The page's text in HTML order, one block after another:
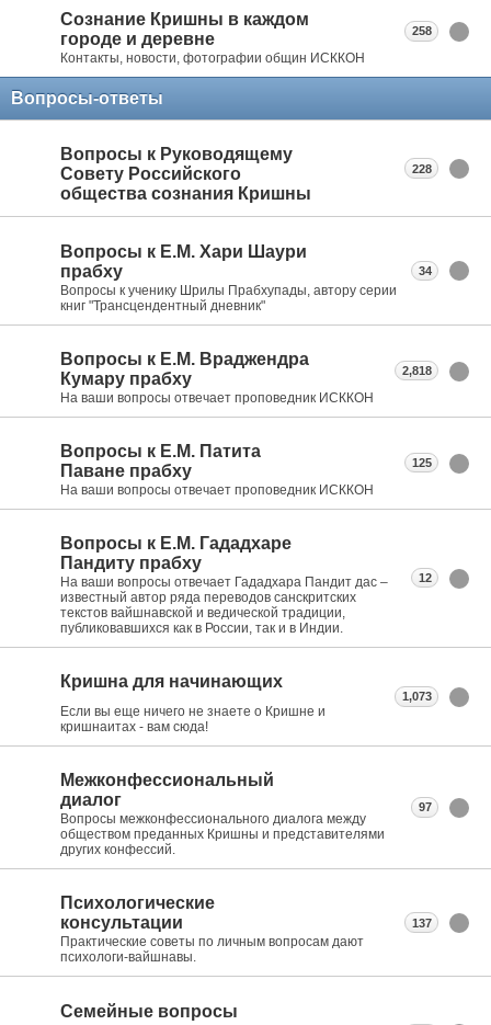
Сознание Кришны в каждом
городе и деревне
Контакты, новости, фотографии общин ИСККОН
258
Вопросы-ответы
Вопросы к Руководящему
Совету Российского
общества сознания Кришны
228
Вопросы к Е.М. Хари Шаури
прабху
Вопросы к ученику Шрилы Прабхупады, автору серии
книг "Трансцендентный дневник"
34
Вопросы к Е.М. Враджендра
Кумару прабху
На ваши вопросы отвечает проповедник ИСККОН
2,818
Вопросы к Е.М. Патита
Паване прабху
На ваши вопросы отвечает проповедник ИСККОН
125
Вопросы к Е.М. Гададхаре
Пандиту прабху
На ваши вопросы отвечает Гададхара Пандит дас –
известный автор ряда переводов санскритских
текстов вайшнавской и ведической традиции,
публиковавшихся как в России, так и в Индии.
12
Кришна для начинающих
Если вы еще ничего не знаете о Кришне и
кришнаитах - вам сюда!
1,073
Межконфессиональный
диалог
Вопросы межконфессионального диалога между
обществом преданных Кришны и представителями
других конфессий.
97
Психологические
консультации
Практические советы по личным вопросам дают
психологи-вайшнавы.
137
Семейные вопросы